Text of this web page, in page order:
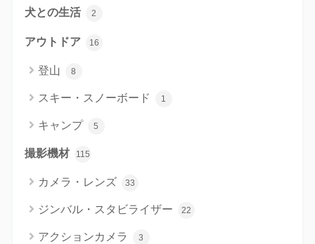
犬との生活 2
アウトドア 16
登山 8
スキー・スノーボード 1
キャンプ 5
撮影機材 115
カメラ・レンズ 33
ジンバル・スタビライザー 22
アクションカメラ 3